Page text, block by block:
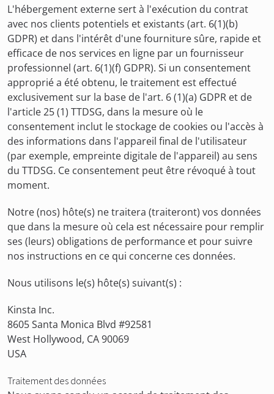
L'hébergement externe sert à l'exécution du contrat
avec nos clients potentiels et existants (art. 6(1)(b)
GDPR) et dans l'intérêt d'une fourniture sûre, rapide et
efficace de nos services en ligne par un fournisseur
professionnel (art. 6(1)(f) GDPR). Si un consentement
approprié a été obtenu, le traitement est effectué
exclusivement sur la base de l'art. 6 (1)(a) GDPR et de
l'article 25 (1) TTDSG, dans la mesure où le
consentement inclut le stockage de cookies ou l'accès à
des informations dans l'appareil final de l'utilisateur
(par exemple, empreinte digitale de l'appareil) au sens
du TTDSG. Ce consentement peut être révoqué à tout
moment.
Notre (nos) hôte(s) ne traitera (traiteront) vos données
que dans la mesure où cela est nécessaire pour remplir
ses (leurs) obligations de performance et pour suivre
nos instructions en ce qui concerne ces données.
Nous utilisons le(s) hôte(s) suivant(s) :
Kinsta Inc.
8605 Santa Monica Blvd #92581
West Hollywood, CA 90069
USA
Traitement des données